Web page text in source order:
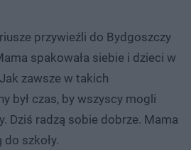
przywieźli do Bydgoszczy
spakowała siebie i dzieci w
zawsze w takich
był czas, by wszyscy mogli
Dziś radzą sobie dobrze. Mama
szkoły.